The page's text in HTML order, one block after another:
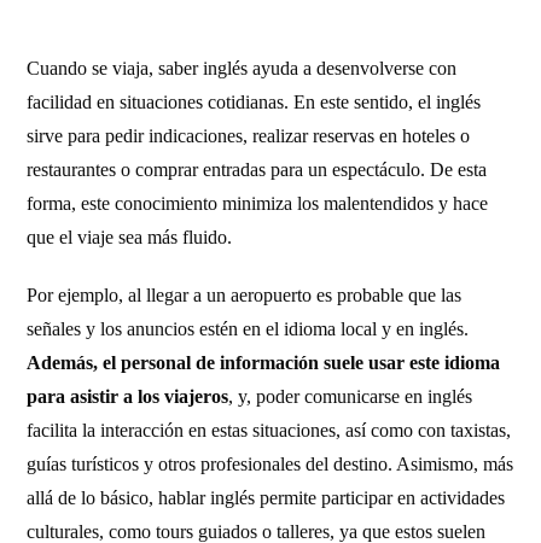
Cuando se viaja, saber inglés ayuda a desenvolverse con
facilidad en situaciones cotidianas. En este sentido, el inglés
sirve para pedir indicaciones, realizar reservas en hoteles o
restaurantes o comprar entradas para un espectáculo. De esta
forma, este conocimiento minimiza los malentendidos y hace
que el viaje sea más fluido.
Por ejemplo, al llegar a un aeropuerto es probable que las
señales y los anuncios estén en el idioma local y en inglés.
Además, el personal de información suele usar este idioma
para asistir a los viajeros, y, poder comunicarse en inglés
facilita la interacción en estas situaciones, así como con taxistas,
guías turísticos y otros profesionales del destino. Asimismo, más
allá de lo básico, hablar inglés permite participar en actividades
culturales, como tours guiados o talleres, ya que estos suelen